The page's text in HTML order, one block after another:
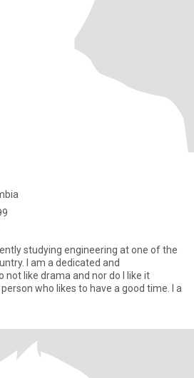
studying engineering at one of the
I am a dedicated and
not like drama and nor do I like it
who likes to have a good time. I a